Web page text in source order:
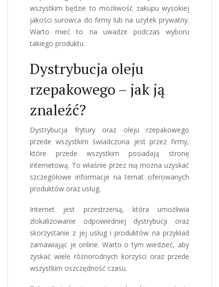
wszystkim będzie to możliwość zakupu wysokiej
jakości surowca do firmy lub na użytek prywatny.
Warto mieć to na uwadze podczas wyboru
takiego produktu.
Dystrybucja oleju
rzepakowego – jak ją
znaleźć?
Dystrybucja frytury oraz oleju rzepakowego
przede wszystkim świadczona jest przez firmy,
które przede wszystkim posiadają stronę
internetową. To właśnie przez nią można uzyskać
szczegółowe informacje na temat oferowanych
produktów oraz usług.
Internet jest przestrzenią, która umożliwia
zlokalizowanie odpowiedniej dystrybucji oraz
skorzystanie z jej usług i produktów na przykład
zamawiając je online. Warto o tym wiedzieć, aby
zyskać wiele różnorodnych korzyści oraz przede
wszystkim oszczędność czasu.